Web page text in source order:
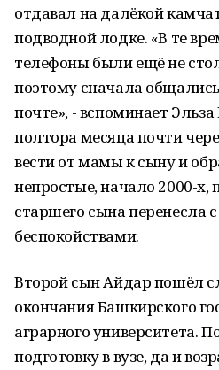
отдавал на далёкой
подводной лодке. «В те
телефоны были ещё не
поэтому сначала
почте», - вспоминает Эльза
полтора месяца почти
вести от мамы к сыну и
непростые, начало 2000-х,
старшего сына перенесла
беспокойствами.
Второй сын Айдар пошёл
окончания Башкирского
аграрного университета.
подготовку в вузе, да и